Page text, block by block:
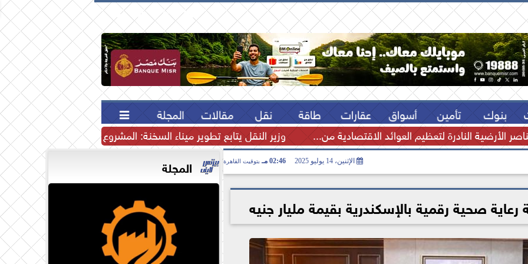
  


بنوك تأمين أسواق عقارات طاقة نقل مقالات المجلة 
الأرضية النادرة لتعظيم العوائد الاقتصادية من... وزير النقل يتابع تطوير ميناء السخنة: المشروع يرسخ مكانة مصر
الإثنين، 14 يوليو 2025 02:46 مـ بتوقيت القاهرة
صحية رقمية بالإسكندرية بقيمة مليار جنيه
المجلة